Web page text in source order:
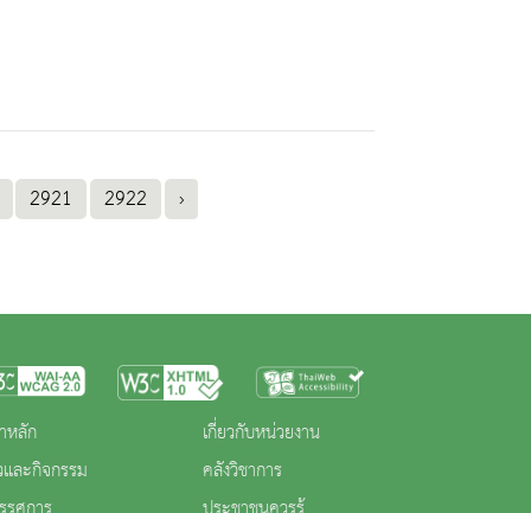
2921 2922 ›
หลัก
ละกิจกรรม
เกี่ยวกับหน่วยงาน
คลังวิชาการ